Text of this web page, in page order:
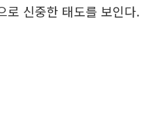
로 신중한 태도를 보인다.